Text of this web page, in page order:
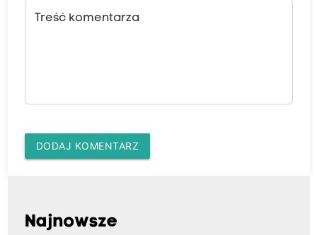
Treść komentarza
DODAJ KOMENTARZ
Najnowsze